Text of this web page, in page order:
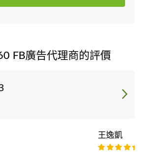
FB廣告代理商的評價
王逸凱